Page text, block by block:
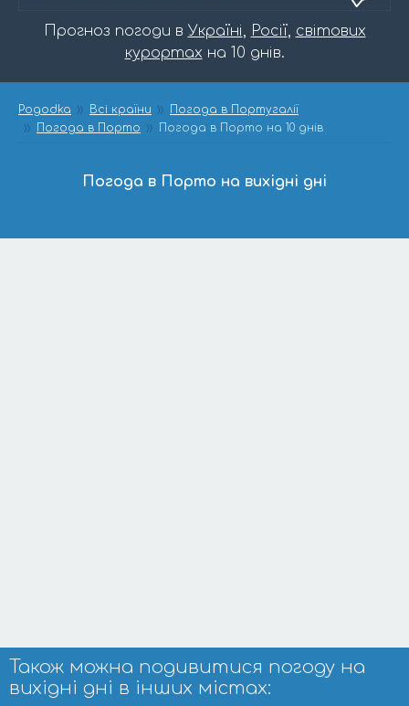
Прогноз погоди в Україні, Росії, світових
курортах на 10 днів.
Pogodka Всі країни
Погода в Португалії
Погода в Порто
Погода в Порто на 10 днів
Погода в Порто на вихідні дні
Також можна подивитися погоду на
вихідні дні в інших містах: